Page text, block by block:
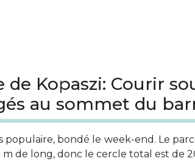
de Kopaszi: Courir
au sommet du
populaire, bondé le week-end. Le
m de long, donc le cercle total est de